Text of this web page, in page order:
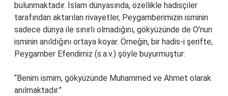
bulunmaktadır. İslam dünyasında, özellikle hadisçiler
tarafından aktarılan rivayetler, Peygamberimizin isminin
sadece dünya ile sınırlı olmadığını, gökyüzünde de O’nun
isminin anıldığını ortaya koyar. Örneğin, bir hadis-i şerifte,
Peygamber Efendimiz (s.a.v.) şöyle buyurmuştur:
“Benim ismim, gökyüzünde Muhammed ve Ahmet olarak
anılmaktadır.”